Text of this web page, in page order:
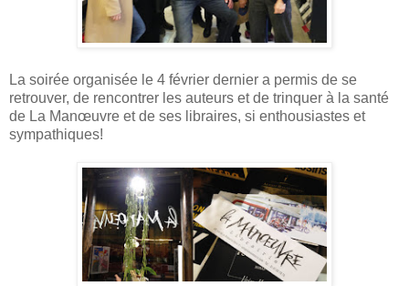
La soirée organisée le 4 février dernier a permis de se
retrouver, de rencontrer les auteurs et de trinquer à la santé
de La Manœuvre et de ses libraires, si enthousiastes et
sympathiques!